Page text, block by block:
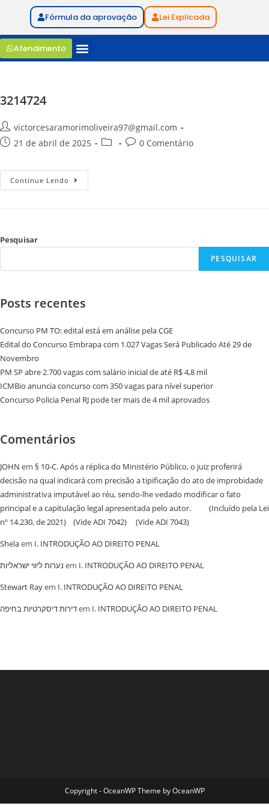
Fórmula da aprovação Lei Explicada
Atendimento
3214724
victorcesaramorimoliveira97@gmail.com
21 de abril de 2025
0 Comentário
Continue Lendo
Pesquisar
PESQUISAR
Posts recentes
Concurso PM TO: edital está em análise pela CGE
Edital do Concurso Embrapa com 1.027 Vagas Será Publicado Até 29 de
Novembro
PM SP abre 2.700 vagas com salário inicial de até R$ 4,8 mil
ICMBio anuncia concurso com 350 vagas para nível superior
Concurso Policia Penal RJ pode ter mais de 4 mil aprovados
Comentários
JOHN em § 10-C. Após a réplica do Ministério Público, o juiz proferirá
decisão na qual indicará com precisão a tipificação do ato de improbidade
administrativa imputável ao réu, sendo-lhe vedado modificar o fato
principal e a capitulação legal apresentada pelo autor. (Incluído pela Lei
nº 14.230, de 2021) (Vide ADI 7042) (Vide ADI 7043)
Shelaem I. INTRODUÇÃO AO DIREITO PENAL
נערות ליווי ישראליות em I. INTRODUÇÃO AO DIREITO PENAL
Stewart Rayem I. INTRODUÇÃO AO DIREITO PENAL
‏דירות דיסקרטיות בחיפהem I. INTRODUÇÃO AO DIREITO PENAL
Copyright - OceanWP Theme by OceanWP